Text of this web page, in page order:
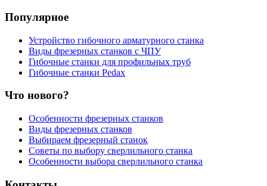
Популярное
Устройство гибочного арматурного станка
Виды фрезерных станков с ЧПУ
Гибочные станки для профильных труб
Гибочные станки Pedax
Что нового?
Особенности фрезерных станков
Виды фрезерных станков
Выбираем фрезерный станок
Советы по выбору сверлильного станка
Особенности выбора сверлильного станка